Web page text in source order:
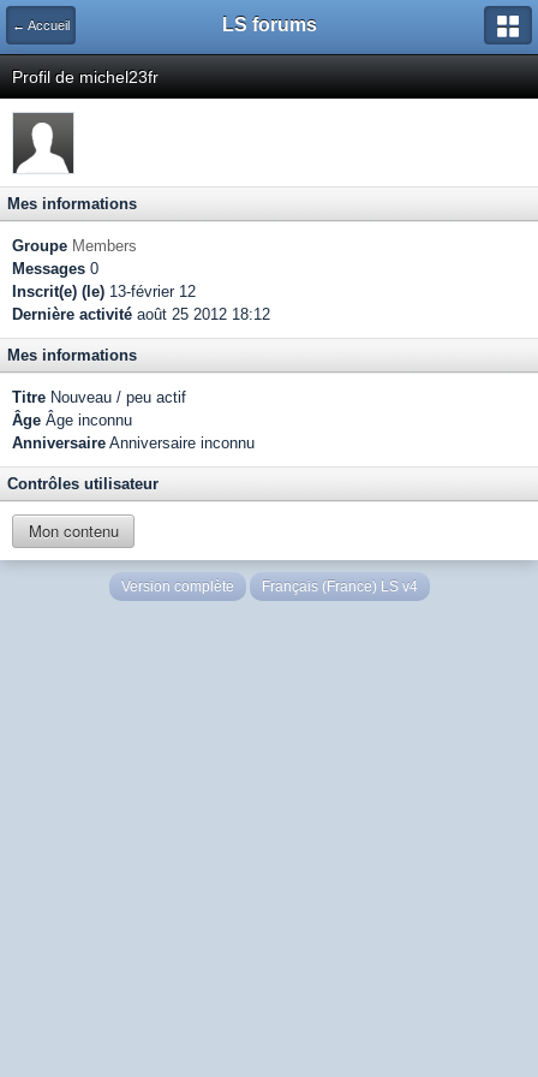
← Accueil LS forums
Profil de michel23fr
Mes informations
Groupe Members
Messages 0
Inscrit(e) (le) 13-février 12
Dernière activité août 25 2012 18:12
Mes informations
Titre Nouveau / peu actif
Âge Âge inconnu
Anniversaire Anniversaire inconnu
Contrôles utilisateur
Mon contenu
Version complète Français (France) LS v4